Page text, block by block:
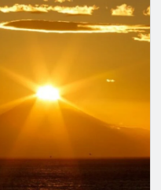
and enticing
to eat. There
vendors, and I
try. The vendors were
with me despite the
me feel especially
gently down, like
the breeze… truly
without tasty
were crispy,
and organizers for